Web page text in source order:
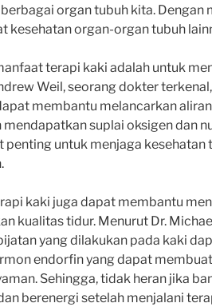
organ tubuh kita. Dengan
kesehatan organ-organ tubuh
terapi kaki adalah untuk
Weil, seorang dokter
membantu melancarkan
suplai oksigen dan
penting untuk menjaga kesehatan
kaki juga dapat membantu
kualitas tidur. Menurut Dr.
yang dilakukan pada kaki
endorfin yang dapat
Sehingga, tidak heran jika
berenergi setelah menjalani